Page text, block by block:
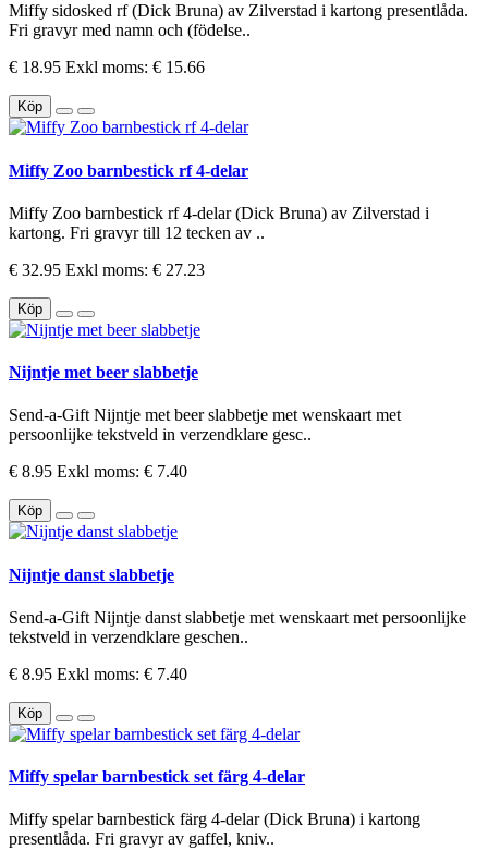
Miffy sidosked rf (Dick Bruna) av Zilverstad i kartong presentlåda.
Fri gravyr med namn och (födelse..
€ 18.95 Exkl moms: € 15.66
Köp
Miffy Zoo barnbestick rf 4-delar
Miffy Zoo barnbestick rf 4-delar (Dick Bruna) av Zilverstad i
kartong. Fri gravyr till 12 tecken av ..
€ 32.95 Exkl moms: € 27.23
Köp
Nijntje met beer slabbetje
Send-a-Gift Nijntje met beer slabbetje met wenskaart met
persoonlijke tekstveld in verzendklare gesc..
€ 8.95 Exkl moms: € 7.40
Köp
Nijntje danst slabbetje
Send-a-Gift Nijntje danst slabbetje met wenskaart met persoonlijke
tekstveld in verzendklare geschen..
€ 8.95 Exkl moms: € 7.40
Köp
Miffy spelar barnbestick set färg 4-delar
Miffy spelar barnbestick färg 4-delar (Dick Bruna) i kartong
presentlåda. Fri gravyr av gaffel, kniv..